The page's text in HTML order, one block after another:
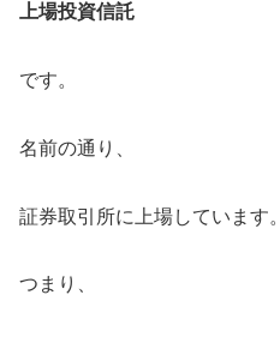
上場投資信託
です。
名前の通り、
証券取引所に上場しています。
つまり、